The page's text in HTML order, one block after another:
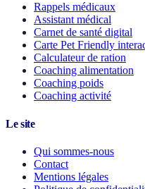
Rappels médicaux
Assistant médical
Carnet de santé digital
Carte Pet Friendly
Calculateur de ration
Coaching alimentation
Coaching poids
Coaching activité
Le site
Qui sommes-nous
Contact
Mentions légales